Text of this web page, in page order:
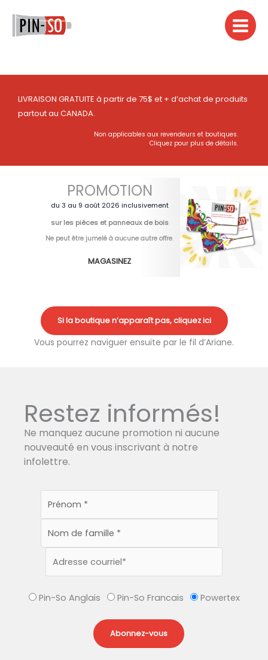
contenu
LIVRAISON GRATUITE à partir de 75$ et + d’achat de produits
partout au CANADA.
Non applicables aux revendeurs et boutiques.
Cliquez pour plus de détails.
PROMOTION
du 3 au 9 août 2026 inclusivement
sur les pièces et panneaux de bois
Ne peut être jumelé à aucune autre offre.
MAGASINEZ
Si la boutique n’apparaît pas, cliquez ici
Vous pourrez naviguer ensuite par le fil d’Ariane.
Restez informés!
Ne manquez aucune promotion ni aucune
nouveauté en vous inscrivant à notre
infolettre.
Pin-So Anglais Pin-So Francais Powertex